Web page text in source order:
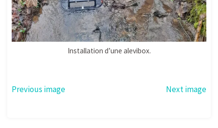
Installation d’une alevibox.
Previous image Next image